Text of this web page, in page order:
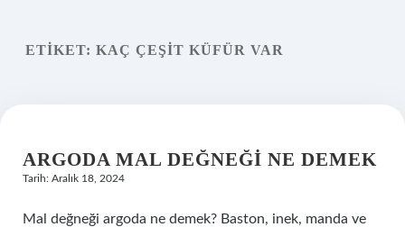
Yasal Uyarı
ETIKET: KAÇ ÇEŞIT KÜFÜR VAR
ARGODA MAL DEĞNEĞI NE DEMEK
Tarih: Aralık 18, 2024
Mal değneği argoda ne demek? Baston, inek, manda ve